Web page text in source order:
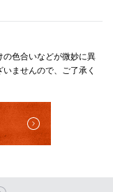
色合いなどが微妙に異
ませんので、ご了承く